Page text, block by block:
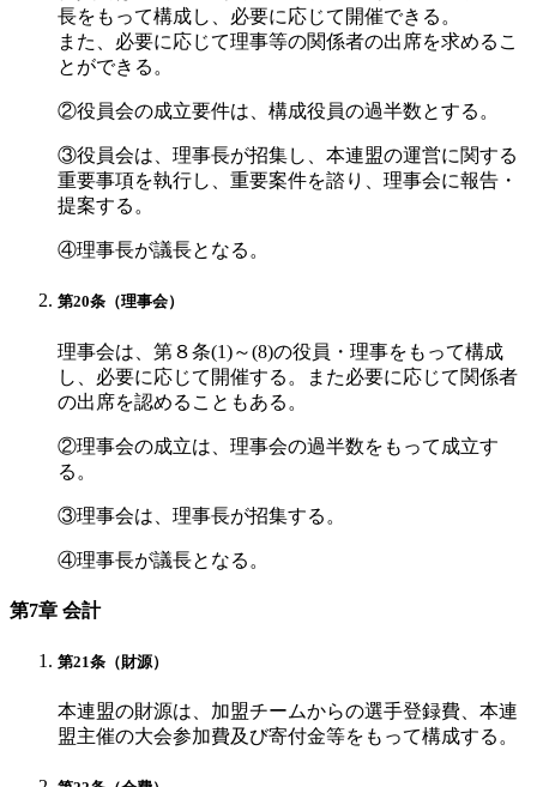
長をもって構成し、必要に応じて開催できる。
また、必要に応じて理事等の関係者の出席を求めるこ
とができる。
②役員会の成立要件は、構成役員の過半数とする。
③役員会は、理事長が招集し、本連盟の運営に関する
重要事項を執行し、重要案件を諮り、理事会に報告・
提案する。
④理事長が議長となる。
第20条（理事会）
理事会は、第８条(1)～(8)の役員・理事をもって構成
し、必要に応じて開催する。また必要に応じて関係者
の出席を認めることもある。
②理事会の成立は、理事会の過半数をもって成立す
る。
③理事会は、理事長が招集する。
④理事長が議長となる。
第7章 会計
第21条（財源）
本連盟の財源は、加盟チームからの選手登録費、本連
盟主催の大会参加費及び寄付金等をもって構成する。